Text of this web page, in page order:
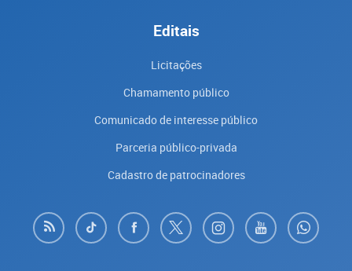
Editais
Licitações
Chamamento público
Comunicado de interesse público
Parceria público-privada
Cadastro de patrocinadores